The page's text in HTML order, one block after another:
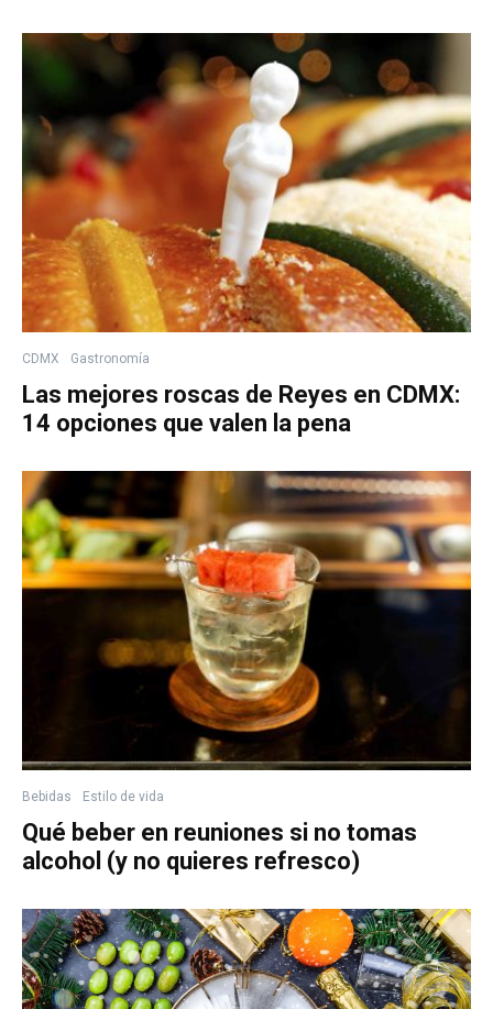
CDMX Gastronomía
Las mejores roscas de Reyes en CDMX:
14 opciones que valen la pena
Bebidas Estilo de vida
Qué beber en reuniones si no tomas
alcohol (y no quieres refresco)